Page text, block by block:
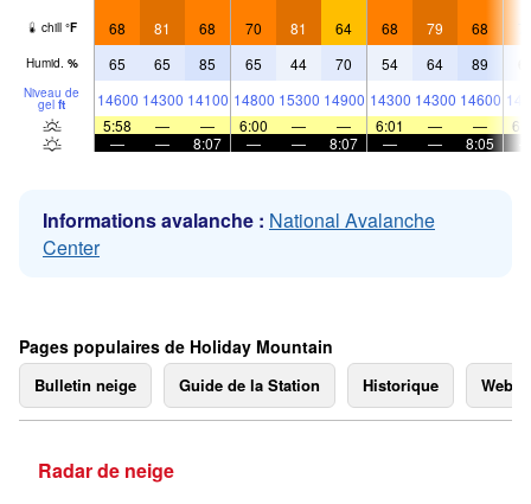
chill °F 68 81 68 70 81 64 68 79 68
Humid. % 65 65 85 65 44 70 54 64 89
Niveau de
gel ft 14600 14300 14100 14800 15300 14900 14300 14300 14600
5:58
— — 6:00 — — 6:01 — —
—
— 8:07 — — 8:07 — — 8:05
Informations avalanche : National Avalanche
Center
Pages populaires de Holiday Mountain
Bulletin neige Guide de la Station Historique
Radar de neige